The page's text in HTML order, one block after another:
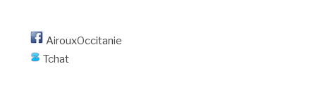
AirouxOccitanie
Tchat